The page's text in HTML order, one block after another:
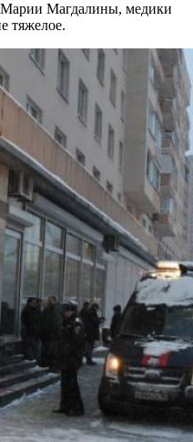
Магдалины, медики
тяжелое.